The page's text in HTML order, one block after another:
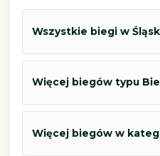
Wszystkie biegi w
Więcej biegów typu
Więcej biegów w